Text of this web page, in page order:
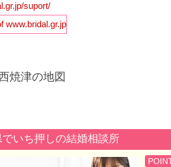
suport/
焼津の地図
いち押しの結婚相談所